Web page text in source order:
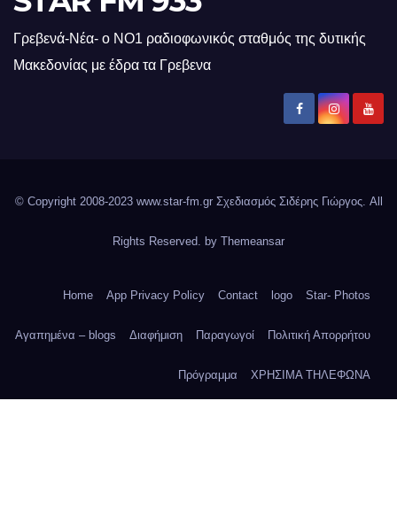
Γρεβενά-Νέα- ο ΝΟ1 ραδιοφωνικός σταθμός της δυτικής
Μακεδονίας με έδρα τα Γρεβενα
© Copyright 2008-2023 www.star-fm.gr Σχεδιασμός Σιδέρης Γιώργος. All
Rights Reserved. by Themeansar
Home App Privacy Policy Contact logo Star- Photos
Αγαπημένα – blogs Διαφήμιση Παραγωγοί Πολιτική Απορρήτου
Πρόγραμμα ΧΡΗΣΙΜΑ ΤΗΛΕΦΩΝΑ